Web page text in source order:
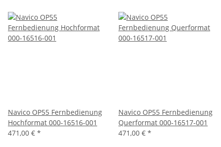
Navico OP55 Fernbedienung
Hochformat 000-16516-001
471,00 € *
Navico OP55 Fernbedienung
Querformat 000-16517-001
471,00 € *